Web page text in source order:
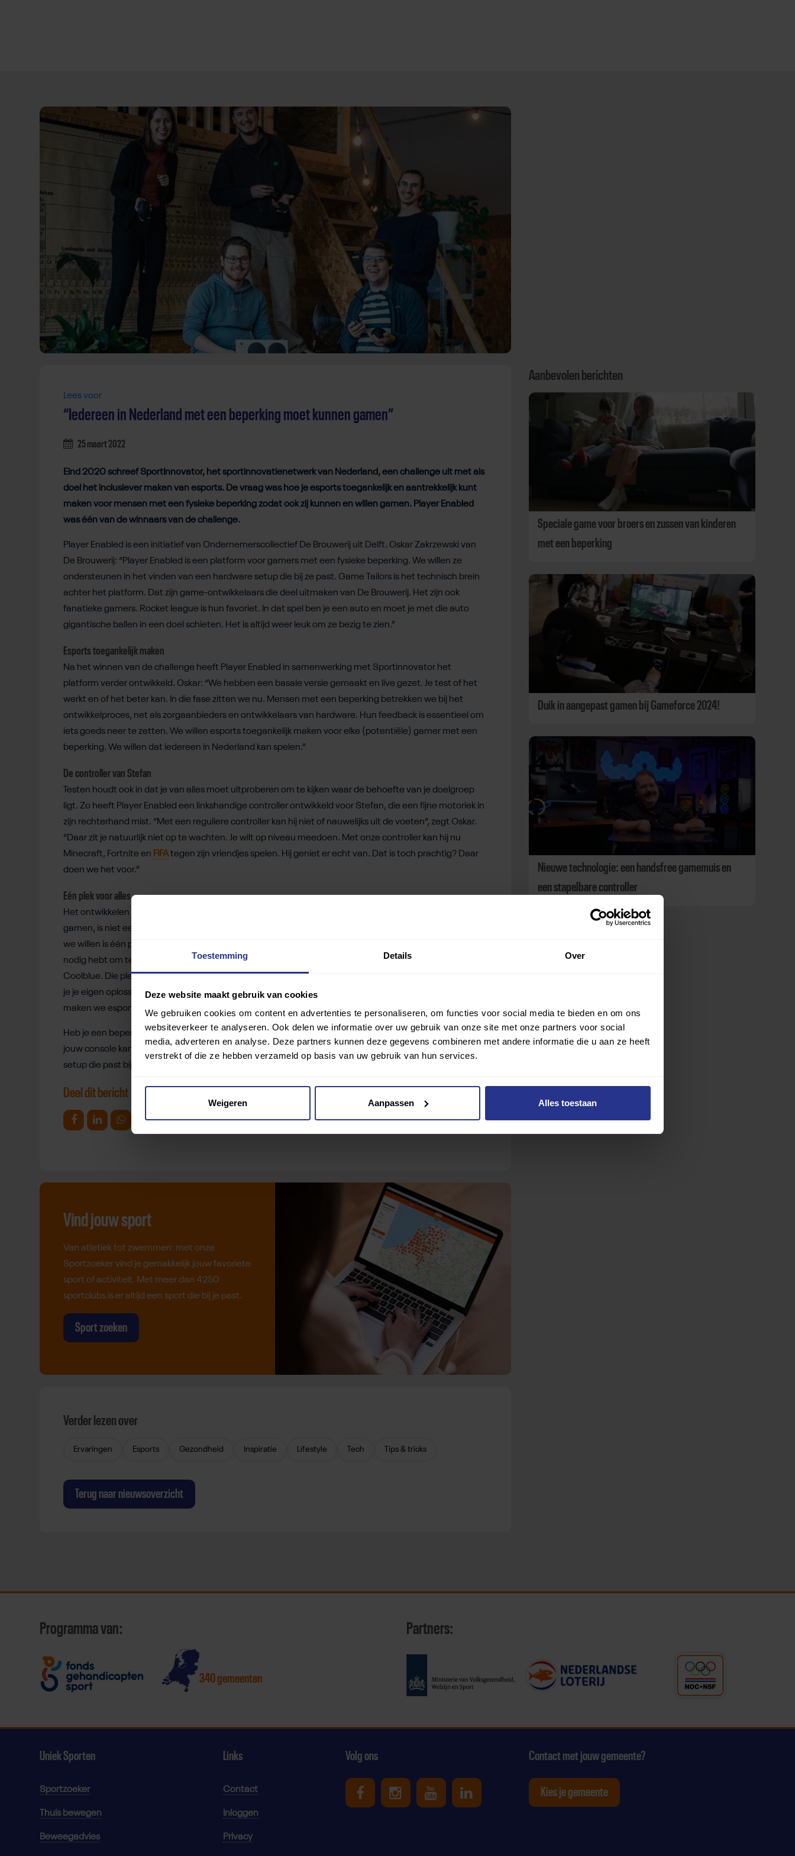
Toestemming Details Over
Deze website maakt gebruik van cookies
We gebruiken cookies om content en advertenties te personaliseren, om functies voor social media te bieden en om ons
websiteverkeer te analyseren. Ook delen we informatie over uw gebruik van onze site met onze partners voor social
media, adverteren en analyse. Deze partners kunnen deze gegevens combineren met andere informatie die u aan ze heeft
verstrekt of die ze hebben verzameld op basis van uw gebruik van hun services.
Weigeren Aanpassen Alles toestaan
Lees voor
“Iedereen in Nederland met een beperking moet kunnen gamen”
25 maart 2022
Eind 2020 schreef SportInnovator, het sportinnovatienetwerk van Nederland, een challenge uit met als
doel het inclusiever maken van esports. De vraag was hoe je esports toegankelijk en aantrekkelijk kunt
maken voor mensen met een fysieke beperking zodat ook zij kunnen en willen gamen. Player Enabled
was één van de winnaars van de challenge.
Player Enabled is een initiatief van Ondernemerscollectief De Brouwerij uit Delft. Oskar Zakrzewski van
De Brouwerij: “Player Enabled is een platform voor gamers met een fysieke beperking. We willen ze
ondersteunen in het vinden van een hardware setup die bij ze past. Game Tailors is het technisch brein
achter het platform. Dat zijn game-ontwikkelaars die deel uitmaken van De Brouwerij. Het zijn ook
fanatieke gamers. Rocket league is hun favoriet. In dat spel ben je een auto en moet je met die auto
gigantische ballen in een doel schieten. Het is altijd weer leuk om ze bezig te zien.”
Esports toegankelijk maken
Na het winnen van de challenge heeft Player Enabled in samenwerking met Sportinnovator het
platform verder ontwikkeld. Oskar: “We hebben een basale versie gemaakt en live gezet. Je test of het
werkt en of het beter kan. In die fase zitten we nu. Mensen met een beperking betrekken we bij het
ontwikkelproces, net als zorgaanbieders en ontwikkelaars van hardware. Hun feedback is essentieel om
iets goeds neer te zetten. We willen esports toegankelijk maken voor elke (potentiële) gamer met een
beperking. We willen dat iedereen in Nederland kan spelen.”
De controller van Stefan
Testen houdt ook in dat je van alles moet uitproberen om te kijken waar de behoefte van je doelgroep
ligt. Zo heeft Player Enabled een linkshandige controller ontwikkeld voor Stefan, die een fijne motoriek in
zijn rechterhand mist. “Met een reguliere controller kan hij niet of nauwelijks uit de voeten”, zegt Oskar.
“Daar zit je natuurlijk niet op te wachten. Je wilt op niveau meedoen. Met onze controller kan hij nu
Minecraft, Fortnite en FIFAtegen zijn vriendjes spelen. Hij geniet er echt van. Dat is toch prachtig? Daar
doen we het voor.”
Eén plek voor alles
Het ontwikkelen en verkopen van game setups waarmee je als je een beperking hebt lekker kunt
gamen, is niet een doel op zich gaat Oskar verder. “We willen niet per se losse producten verkopen. Wat
we willen is één plek creëren waar je als gamer met een beperking de hele game setup kunt kopen die je
nodig hebt om te gamen. We willen dat dat net zo makkelijk wordt als een wasmachine kopen bij
Coolblue. Die plek is er nu nog niet. Player Enabled kan dat worden. Het moet ook een platform zijn waar
je je eigen oplossingen kunt aanbieden. Veel mensen zijn hiermee bezig. Zo helpen we elkaar verder en
maken we esports voor steeds meer mensen toegankelijk.”
Heb je een beperking en wil je graag gamen? OpUniek Esports kun je zien hoe jij je favoriete game op
jouw console kan spelen en nog veel meer informatie. Of kijk op
voor een hardware
setup die past bij jouw beperking.
Deel dit bericht
Deel op Facebook
Deel op LinkedinDeel op Whatsapp
Vind jouw sport
Van atletiek tot zwemmen: met onze
Sportzoeker vind je gemakkelijk jouw favoriete
sport of activiteit. Met meer dan 4250
sportclubs is er altijd een sport die bij je past.
Sport zoeken
Verder lezen over
Ervaringen Esports Gezondheid Inspiratie Lifestyle Tech Tips & tricks
Terug naar nieuwsoverzicht
Aanbevolen berichten
Speciale game voor broers en zussen van kinderen
met een beperking
Duik in aangepast gamen bij Gameforce 2024!
Nieuwe technologie: een handsfree gamemuis en
een stapelbare controller
Programma van:
340 gemeenten
Partners:
Uniek Sporten
Sportzoeker
Thuis bewegen
Beweegadvies
Links
Contact
Inloggen
Privacy
Volg ons
Uniek Sporten op Facebook
Uniek Sporten op Instagram
Uniek Sporten op Youtube
Uniek Sporten op Linkedin
Contact met jouw gemeente?
Kies je gemeente